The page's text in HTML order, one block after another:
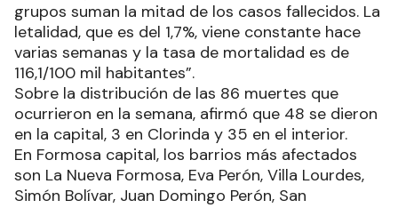
grupos suman la mitad de los casos fallecidos. La
letalidad, que es del 1,7%, viene constante hace
varias semanas y la tasa de mortalidad es de
116,1/100 mil habitantes”.
Sobre la distribución de las 86 muertes que
ocurrieron en la semana, afirmó que 48 se dieron
en la capital, 3 en Clorinda y 35 en el interior.
En Formosa capital, los barrios más afectados
son La Nueva Formosa, Eva Perón, Villa Lourdes,
Simón Bolívar, Juan Domingo Perón, San